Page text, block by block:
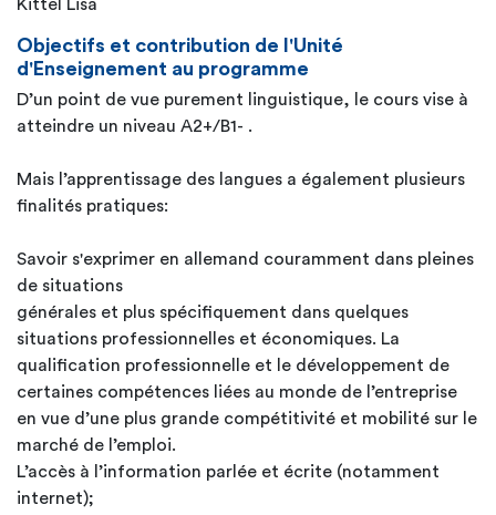
Kittel Lisa
Objectifs et contribution de l'Unité
d'Enseignement au programme
D’un point de vue purement linguistique, le cours vise à
atteindre un niveau A2+/B1- .
Mais l’apprentissage des langues a également plusieurs
finalités pratiques:
Savoir s'exprimer en allemand couramment dans pleines
de situations
générales et plus spécifiquement dans quelques
situations professionnelles et économiques. La
qualification professionnelle et le développement de
certaines compétences liées au monde de l’entreprise
en vue d’une plus grande compétitivité et mobilité sur le
marché de l’emploi.
L’accès à l’information parlée et écrite (notamment
internet);